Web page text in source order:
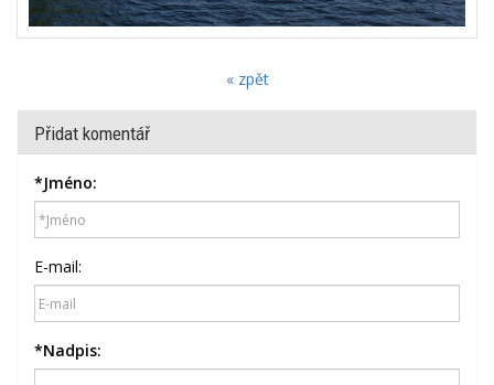
« zpět
Přidat komentář
*Jméno:
E-mail:
*Nadpis: